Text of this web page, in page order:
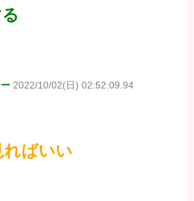
2022/10/02(日) 02:52:09.94
ばいい